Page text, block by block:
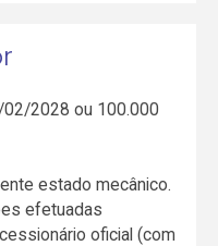
02/2028 ou 100.000
estado mecânico.
efetuadas
oficial (com